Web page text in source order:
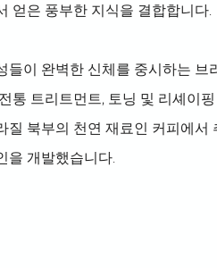
얻은 풍부한 지식을 결합합니다.
들이 완벽한 신체를 중시하는 브
통 트리트먼트, 토닝 및 리셰이
질 북부의 천연 재료인 커피에
을 개발했습니다.